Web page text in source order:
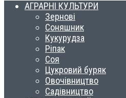
АГРАРНІ КУЛЬТУРИ
Зернові
Соняшник
Кукурудза
Ріпак
Соя
Цукровий буряк
Овочівництво
Садівництво